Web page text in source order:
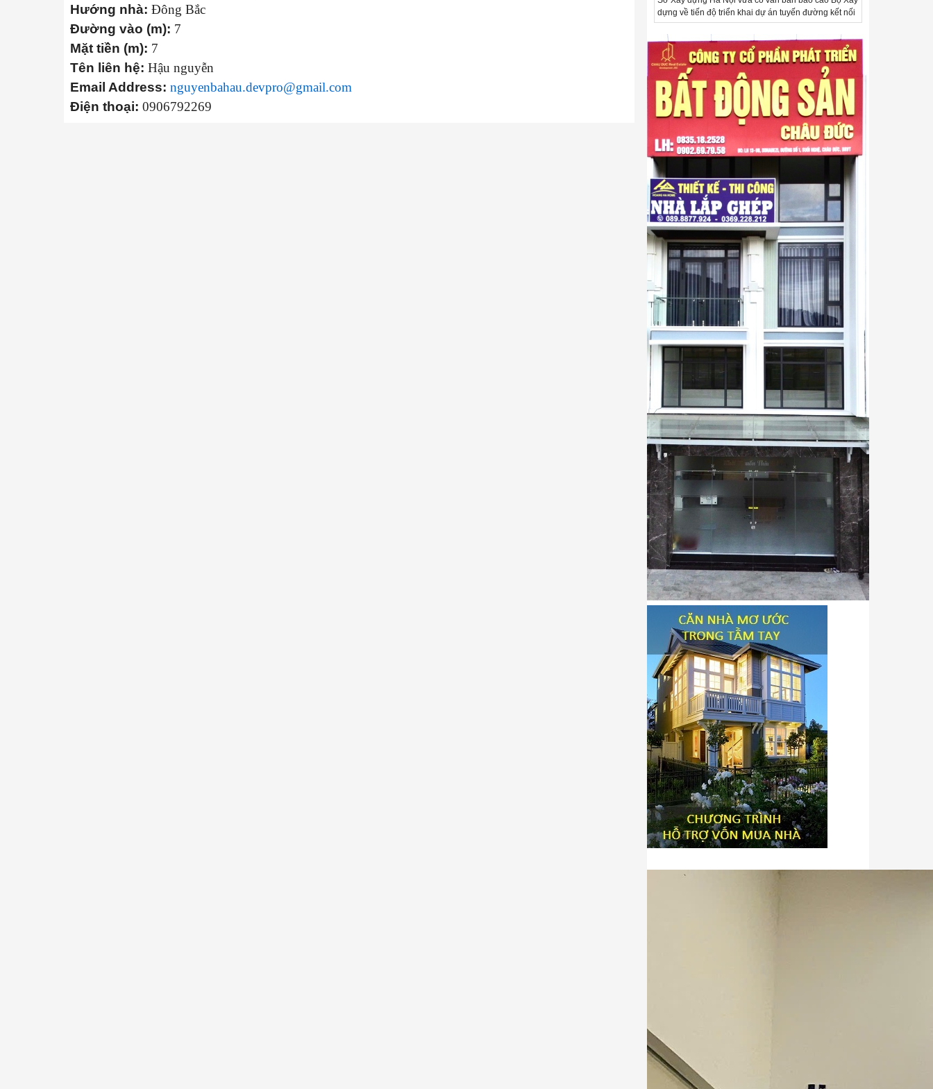
Hướng nhà: Đông Bắc
Đường vào (m): 7
Mặt tiền (m): 7
Tên liên hệ: Hậu nguyễn
Email Address: nguyenbahau.devpro@gmail.com
Điện thoại: 0906792269
dựng về tiến độ triển khai dự án tuyến đường kết nối
sân bay Gia Bình với Thủ đô Hà Nội. Đến nay, công
tác giải phóng mặt bằng và chuẩn bị đầu tư của dự
án đã ghi nhận nhiều kết...